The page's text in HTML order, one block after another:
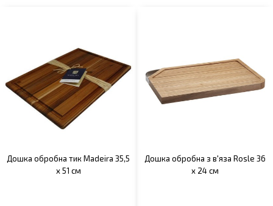
Дошка обробна тик Madeira 35,5
x 51 см
Дошка обробна з в'яза Rosle 36
х 24 см